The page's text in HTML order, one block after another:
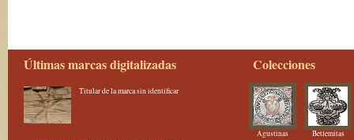
Últimas marcas digitalizadas
Titular de la marca sin identificar
Colecciones
Agustinas Betlemitas